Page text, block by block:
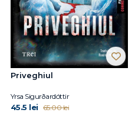
Priveghiul
Yrsa Sigurðardóttir
45.5 lei 65.00 lei